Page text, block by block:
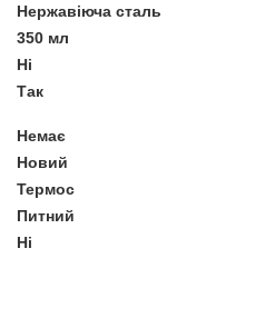
Нержавіюча сталь
350 мл
Ні
Так
Немає
Новий
Термос
Питний
Ні